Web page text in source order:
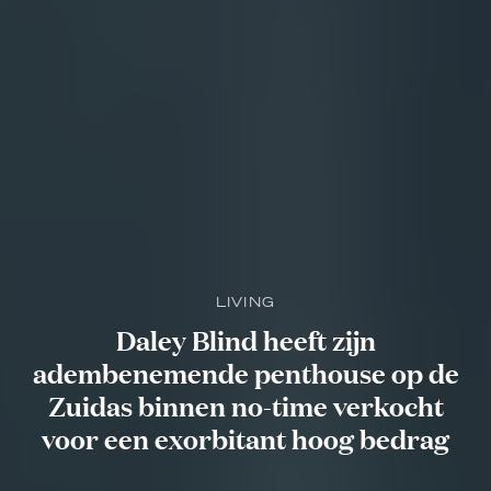
LIVING
Daley Blind heeft zijn
adembenemende penthouse op de
Zuidas binnen no-time verkocht
voor een exorbitant hoog bedrag